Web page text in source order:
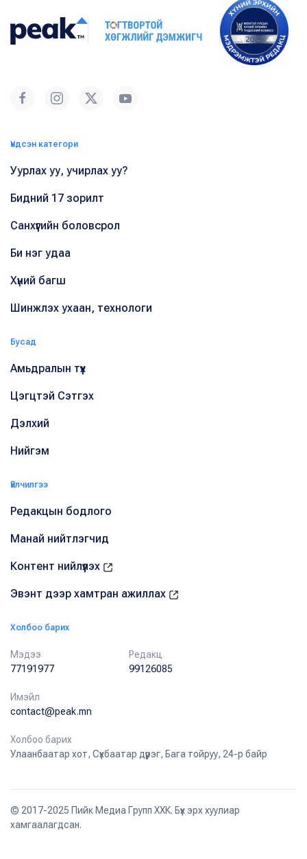
Үндсэн категори
Уурлах уу, учирлах уу?
Бидний 17 зорилт
Санхүүгийн боловсрол
Би нэг удаа
Хүний багш
Шинжлэх ухаан, технологи
Бусад
Амьдралын түүх
Цэгцтэй Сэтгэх
Дэлхий
Нийгэм
Үйлчилгээ
Редакцын бодлого
Манай нийтлэгчид
Контент нийлүүлэх
Эвэнт дээр хамтран ажиллах
Холбоо барих
Мэдээ
77191977
Редакц
99126085
Имэйл
contact@peak.mn
Холбоо барих
Улаанбаатар хот, Сүхбаатар дүүрэг, Бага тойруу, 24-р байр
© 2017-2025 Пийк Медиа Групп ХХК. Бүх эрх хуулиар
хамгаалагдсан.